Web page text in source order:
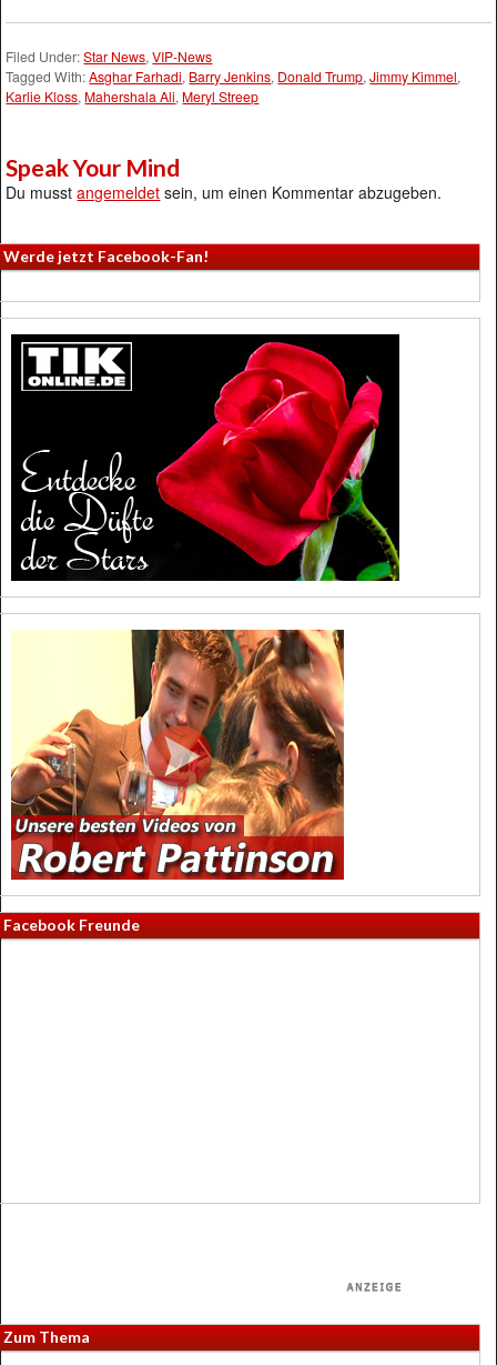
Filed Under:Star News,VIP-News
Tagged With:Asghar Farhadi, Barry Jenkins, Donald Trump,Jimmy Kimmel,
Karlie Kloss, Mahershala Ali, Meryl Streep
Speak Your Mind
Du musstangemeldet sein, um einen Kommentar abzugeben.
Werde jetzt Facebook-Fan!
Facebook Freunde
Zum Thema